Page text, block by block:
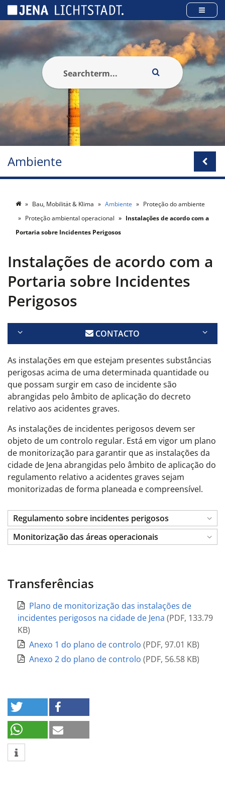
Ambiente
Bau, Mobilität & Klima Ambiente
Proteção do ambiente
Proteção ambiental operacional
Instalações de acordo com a
Portaria sobre Incidentes Perigosos
Instalações de acordo com a
Portaria sobre Incidentes
Perigosos
CONTACTO
As instalações em que estejam presentes substâncias
perigosas acima de uma determinada quantidade ou
que possam surgir em caso de incidente são
abrangidas pelo âmbito de aplicação do decreto
relativo aos acidentes graves.
As instalações de incidentes perigosos devem ser
objeto de um controlo regular. Está em vigor um plano
de monitorização para garantir que as instalações da
cidade de Jena abrangidas pelo âmbito de aplicação do
regulamento relativo a acidentes graves sejam
monitorizadas de forma planeada e compreensível.
Regulamento sobre incidentes perigosos
Monitorização das áreas operacionais
Transferências
Plano de monitorização das instalações de
incidentes perigosos na cidade de Jena (PDF, 133.79
KB)
Anexo 1 do plano de controlo (PDF, 97.01 KB)
Anexo 2 do plano de controlo (PDF, 56.58 KB)
Cookies management panel